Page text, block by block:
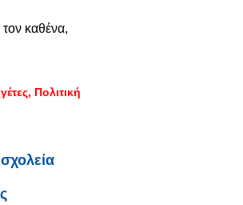
καθένα,
Πολιτική